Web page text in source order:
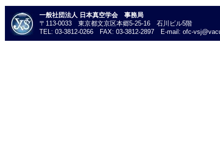
一般社団法人 日本真空学会 事務局
〒113-0033 東京都文京区本郷5-25-16 石川ビル5階
TEL: 03-3812-0266 FAX: 03-3812-2897 E-mail: ofc-